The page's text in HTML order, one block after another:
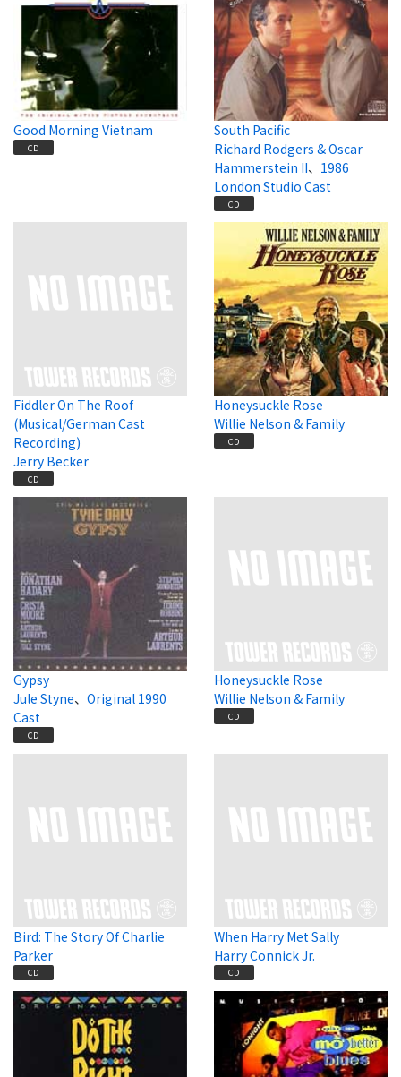
Good Morning Vietnam
CD
South Pacific
Richard Rodgers & Oscar
Hammerstein II、 1986
London Studio Cast
CD
Fiddler On The Roof
(Musical/German Cast
Recording)
Jerry Becker
CD
Honeysuckle Rose
Willie Nelson & Family
CD
Gypsy
Jule Styne、 Original 1990
Cast
CD
Honeysuckle Rose
Willie Nelson & Family
CD
Bird: The Story Of Charlie
Parker
CD
When Harry Met Sally
Harry Connick Jr.
CD